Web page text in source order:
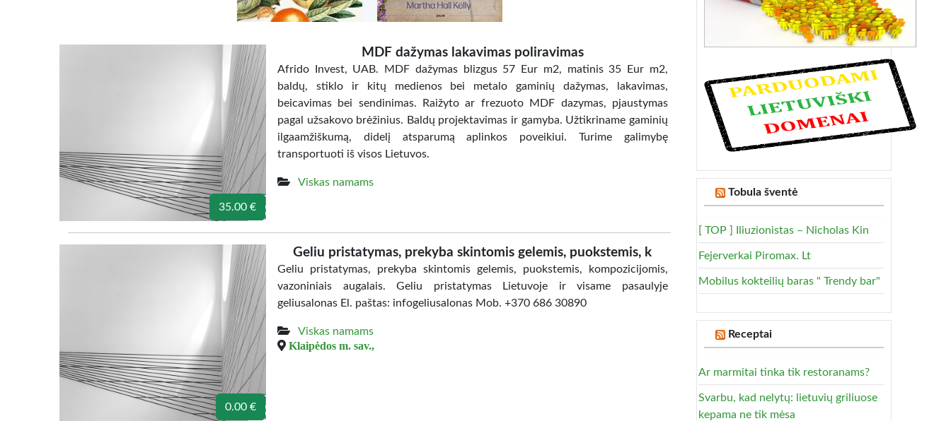
35.00 €
MDF dažymas lakavimas poliravimas
Afrido Invest, UAB. MDF dažymas blizgus 57 Eur m2, matinis 35 Eur m2,
baldų, stiklo ir kitų medienos bei metalo gaminių dažymas, lakavimas,
beicavimas bei sendinimas. Raižyto ar frezuoto MDF dazymas, pjaustymas
pagal užsakovo brėžinius. Baldų projektavimas ir gamyba. Užtikriname gaminių
ilgaamžiškumą, didelį atsparumą aplinkos poveikiui. Turime galimybę
transportuoti iš visos Lietuvos.
Viskas namams
0.00 €
Geliu pristatymas, prekyba skintomis gelemis, puokstemis, k
Geliu pristatymas, prekyba skintomis gelemis, puokstemis, kompozicijomis,
vazoniniais augalais. Geliu pristatymas Lietuvoje ir visame pasaulyje
geliusalonas El. paštas: infogeliusalonas Mob. +370 686 30890
Viskas namams
Klaipėdos m. sav.,
Tobula šventė
[ TOP ] Iliuzionistas – Nicholas Kin
Fejerverkai Piromax. Lt
Mobilus kokteilių baras " Trendy bar"
Receptai
Ar marmitai tinka tik restoranams?
Svarbu, kad nelytų: lietuvių griliuose
kepama ne tik mėsa